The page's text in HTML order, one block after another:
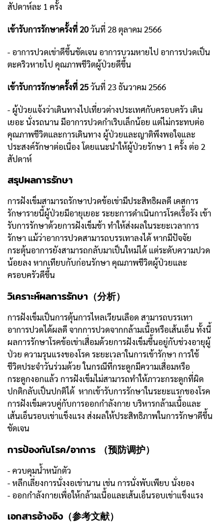
สัปดาห์ละ 1 ครั้ง
เข้ารับการรักษาครั้งที่ 20วันที่ 28 ตุลาคม 2566
- อาการปวดเข่าดีขึ้นชัดเจน อาการบวมหายไป อาการปวดเป็น
ตะคริวหายไป คุณภาพชีวิตผู้ป่วยดีขึ้น
เข้ารับการรักษาครั้งที่ 25วันที่ 23 ธันวาคม 2566
- ผู้ป่วยแจ้งว่าเดินทางไปเที่ยวต่างประเทศกับครอบครัว เดิน
เยอะ นั่งรถนาน มีอาการปวดกำเริบเล็กน้อย แต่ไม่กระทบต่อ
คุณภาพชีวิตและการเดินทาง ผู้ป่วยและญาติพึงพอใจและ
ประสงค์รักษาต่อเนื่อง โดยแนะนำให้ผู้ป่วยรักษา 1 ครั้ง ต่อ 2
สัปดาห์
สรุปผลการรักษา
การฝังเข็มสามารถรักษาปวดข้อเข่ามีประสิทธิผลดี เคสการ
รักษารายนี้ผู้ป่วยมีอายุเยอะ ระยะการดำเนินการโรคเรื้อรัง เข้า
รับการรักษาด้วยการฝังเข็มช้า ทำให้ส่งผลในระยะเวลาการ
รักษา แม้ว่าอาการปวดสามารถบรรเทาลงได้ หากมีปัจจัย
กระตุ้นอาการยังสามารถกลับมาเป็นใหม่ได้ แต่ระดับความปวด
น้อยลง หากเทียบกับก่อนรักษา คุณภาพชีวิตผู้ป่วยและ
ครอบครัวดีขึ้น
วิเคราะห์ผลการรักษา（分析）
การฝังเข็มเป็นการตุ้นการไหลเวียนเลือด สามารถบรรเทา
อาการปวดได้ผลดี จากการปวดจากกล้ามเนื้อหรือเส้นเอ็น ทั้งนี้
ผลการรักษาโรคข้อเข่าเสื่อมด้วยการฝังเข็มขึ้นอยู่กับช่วงอายุผู้
ป่วย ความรุนแรงของโรค ระยะเวลาในการเข้ารักษา การใช้
ชีวิตประจำวันร่วมด้วย ในกรณีที่กระดูกมีความเสื่อมหรือ
กระดูกงอกแล้ว การฝังเข็มไม่สามารถทำให้ภาวะกระดูกที่ผิด
ปกติกลับเป็นปกติได้ หากเข้ารับการรักษาในระยะแรกของโรค
การฝังเข็มควบคู่กับการออกกำลังกาย บริหารกล้ามเนื้อและ
เส้นเอ็นรอบเข่าแข็งแรง ส่งผลให้ประสิทธิภาพในการรักษาดีขึ้น
ชัดเจน
การป้องกันโรค/อาการ （预防调护）
- ควบคุมน้ำหนักตัว
- หลีกเลี่ยงการนั่งงอเข่านาน เช่น การนั่งพับเพียบ นั่งยอง
- ออกกำลังกายเพื่อให้กล้ามเนื้อและเส้นเอ็นรอบเข่าแข็งแรง
เอกสารอ้างอิง（参考文献）